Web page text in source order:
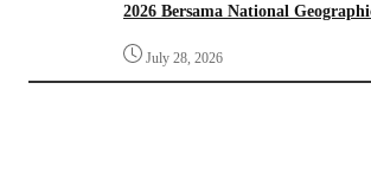
2026 Bersama National
July 28, 2026